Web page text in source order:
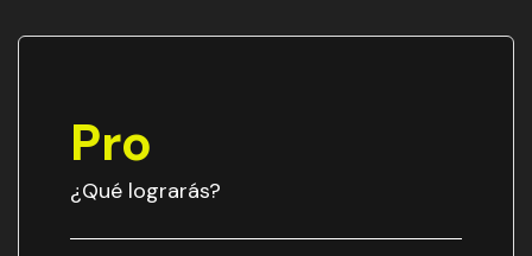
Pro
¿Qué lograrás?